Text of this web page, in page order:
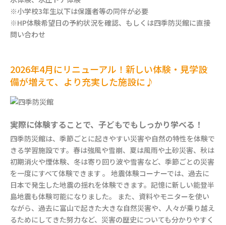
※小学校3年生以下は保護者等の同伴が必要
※HP体験希望日の予約状況を確認、もしくは四季防災館に直接
問い合わせ
2026年4月にリニューアル！新しい体験・見学設
備が増えて、より充実した施設に♪
実際に体験することで、子どもでもしっかり学べる！
四季防災館は、季節ごとに起きやすい災害や自然の特性を体験で
きる学習施設です。春は強風や雪崩、夏は風雨や土砂災害、秋は
初期消火や煙体験、冬は寄り回り波や雪害など、季節ごとの災害
を一度にすべて体験できます 。 地震体験コーナーでは、過去に
日本で発生した地震の揺れを体験できます。記憶に新しい能登半
島地震も体験可能になりました。 また、資料やモニターを使い
ながら、過去に富山で起きた大きな自然災害や、人々が乗り越え
るためにしてきた努力など、災害の歴史についても分かりやすく